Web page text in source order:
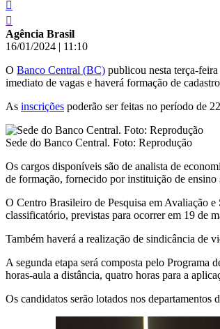
Agência Brasil
16/01/2024 | 11:10
O Banco Central (BC) publicou nesta terça-
imediato de vagas e haverá formação de
As inscrições poderão ser feitas no período de
Sede do Banco Central. Foto: Reprodução
Os cargos disponíveis são de analista de
de formação, fornecido por instituição de
O Centro Brasileiro de Pesquisa em Avaliação
classificatório, previstas para ocorrer em 19 de
Também haverá a realização de sindicância de
A segunda etapa será composta pelo Programa
horas-aula a distância, quatro horas para a
Os candidatos serão lotados nos